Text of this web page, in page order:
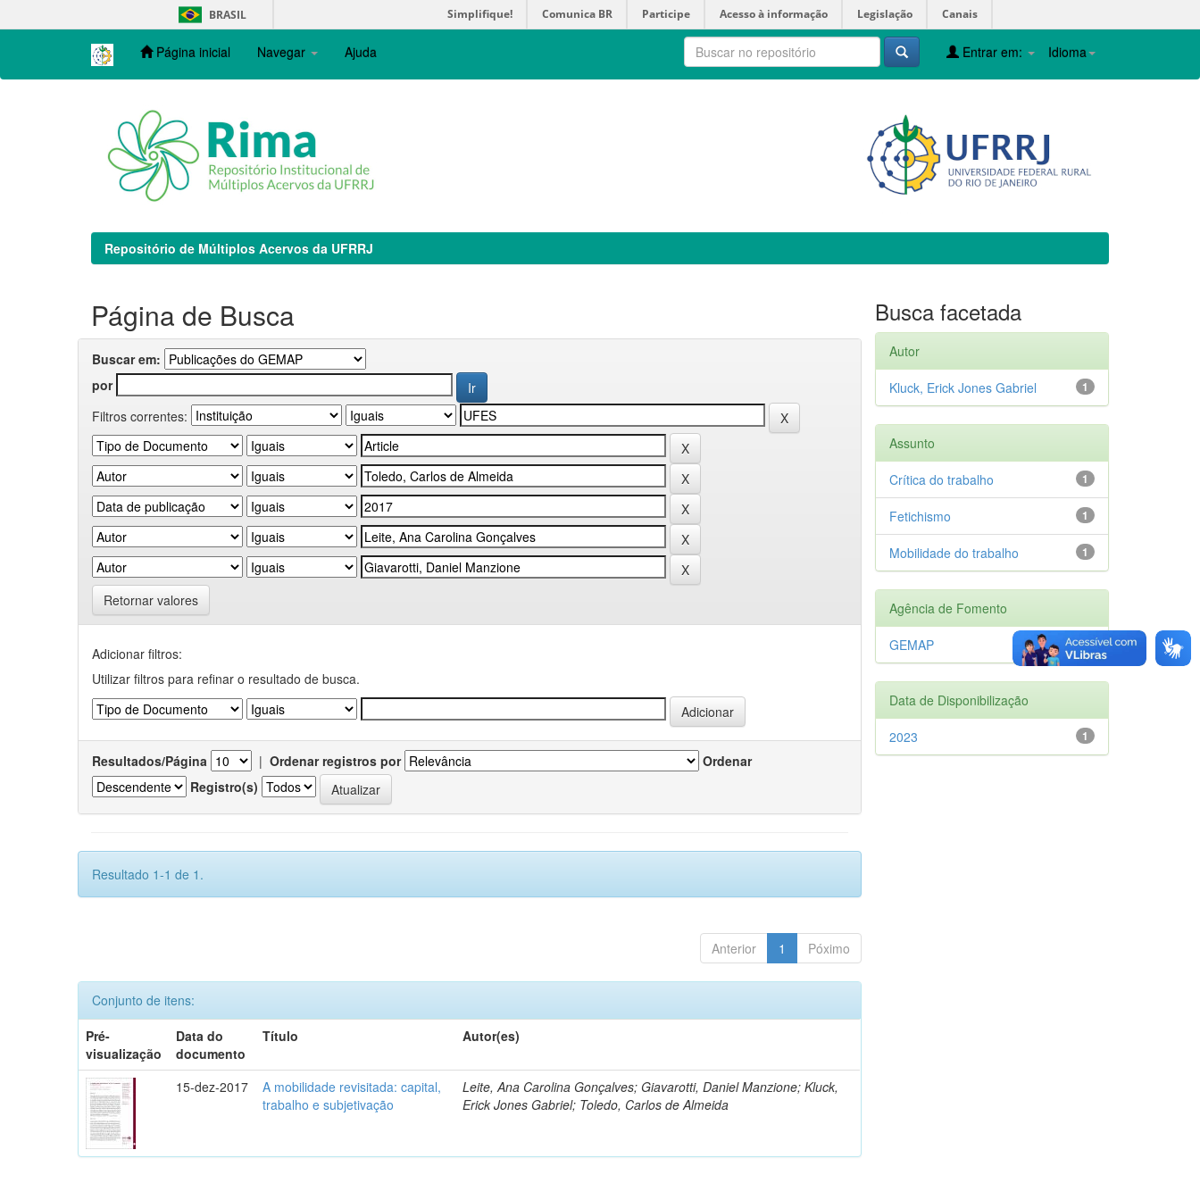
navigation
BRASIL Simplifique! Comunica BR Participe Acesso à informação Legislação Canais
Página inicial Navegar Ajuda Idioma
Entrar em:
Repositório de Múltiplos Acervos da UFRRJ
Página de Busca
Buscar em:
por
Filtros correntes:
Retornar valores
Adicionar filtros:
Utilizar filtros para refinar o resultado de busca.
Resultados/Página | Ordenar registros por
Ordenar
Registro(s)
Resultado 1-1 de 1.
Anterior 1 Póximo
Conjunto de itens:
Pré-
visualização
Data do
documento
Título Autor(es)
15-dez-2017
A mobilidade revisitada: capital,
trabalho e subjetivação
Leite, Ana Carolina Gonçalves; Giavarotti, Daniel Manzione; Kluck,
Erick Jones Gabriel; Toledo, Carlos de Almeida
Busca facetada
Autor
1
Kluck, Erick Jones Gabriel
Assunto
1
Crítica do trabalho
1
Fetichismo
1
Mobilidade do trabalho
Agência de Fomento
1
GEMAP
Data de Disponibilização
1
2023